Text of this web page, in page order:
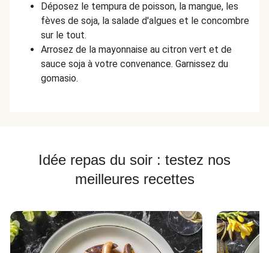
Déposez le tempura de poisson, la mangue, les
fèves de soja, la salade d'algues et le concombre
sur le tout.
Arrosez de la mayonnaise au citron vert et de
sauce soja à votre convenance. Garnissez du
gomasio.
Idée repas du soir : testez nos
meilleures recettes